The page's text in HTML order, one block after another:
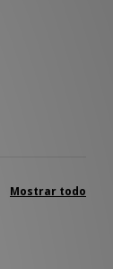
Mostrar todo